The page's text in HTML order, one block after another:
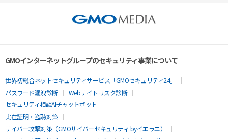
GMOインターネットグループのセキュリティ事業について
世界初総合ネットセキュリティサービス「GMOセキュリティ24」
パスワード漏洩診断
Webサイトリスク診断
セキュリティ相談AIチャットボット
実在証明・盗聴対策
サイバー攻撃対策（GMOサイバーセキュリティ byイエラエ）